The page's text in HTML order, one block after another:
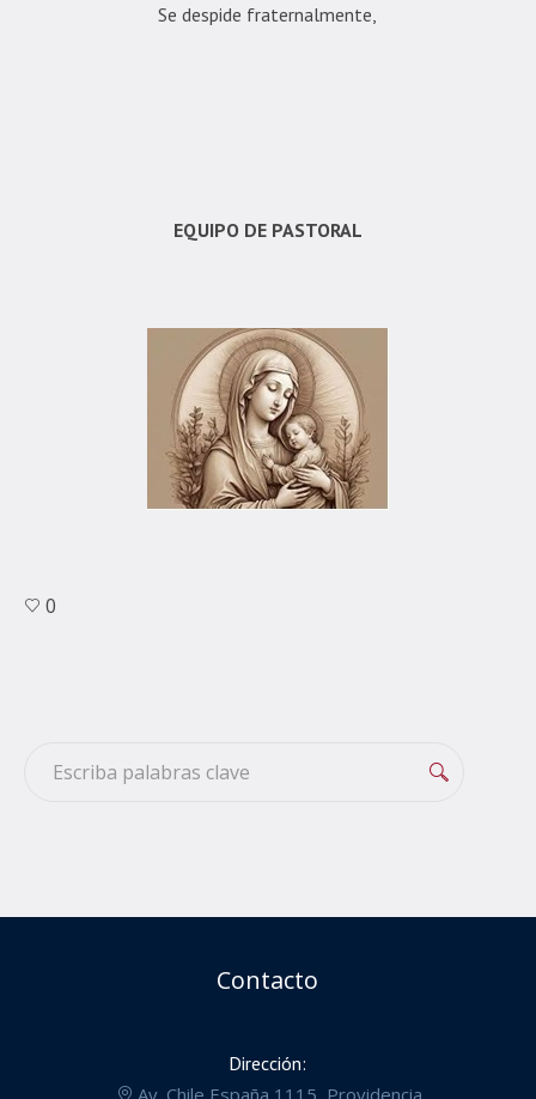
Se despide fraternalmente,
EQUIPO DE PASTORAL
0
Contacto
Dirección:
Av. Chile España 1115, Providencia